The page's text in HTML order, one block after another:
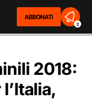
ABBONATI
2
2018: